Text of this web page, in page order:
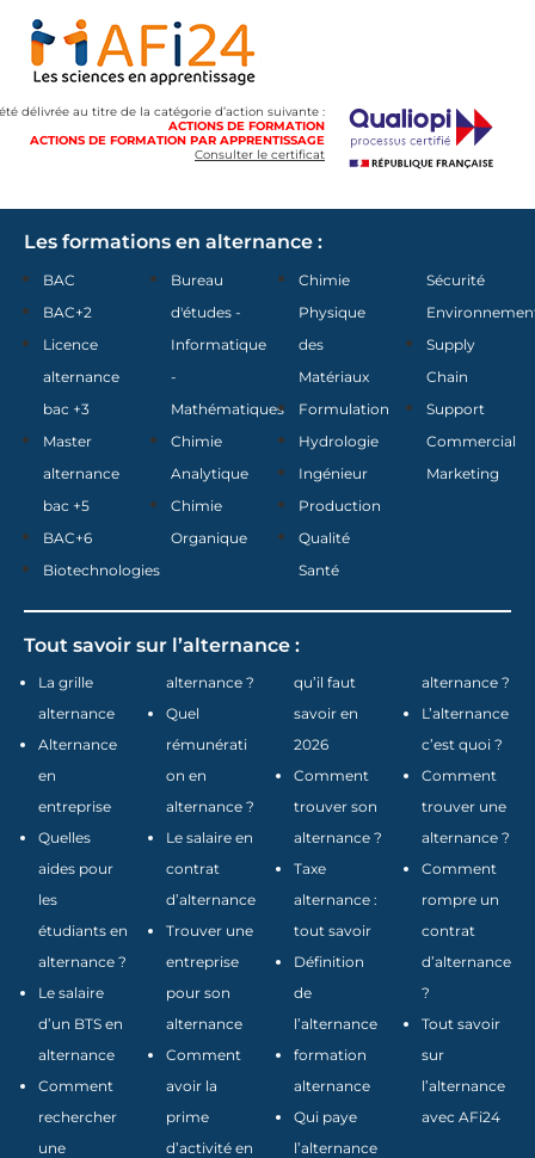
délivrée au titre de la catégorie d’action suivante :
ACTIONS DE FORMATION
ACTIONS DE FORMATION PAR APPRENTISSAGE
Consulter le certificat
Les formations en alternance :
BAC
BAC+2
Licence
alternance
bac +3
Master
alternance
bac +5
BAC+6
Biotechnologies
Bureau
d'études -
Informatique
-
Mathématiques
Chimie
Analytique
Chimie
Organique
Chimie
Physique
des
Matériaux
Formulation
Hydrologie
Ingénieur
Production
Qualité
Santé
Sécurité
Supply
Chain
Support
Commercial
Marketing
Tout savoir sur l’alternance :
La grille
alternance
Alternance
en
entreprise
Quelles
aides pour
les
étudiants en
alternance ?
Le salaire
d’un BTS en
alternance
Comment
rechercher
une
alternance ?
Quel
rémunérati
on en
alternance ?
Le salaire en
contrat
d’alternance
Trouver une
entreprise
pour son
alternance
Comment
avoir la
prime
d’activité en
qu’il faut
savoir en
2026
Comment
trouver son
alternance ?
Taxe
alternance :
tout savoir
Définition
de
l’alternance
formation
alternance
Qui paye
l’alternance
alternance ?
L’alternance
c’est quoi ?
Comment
trouver une
alternance ?
Comment
rompre un
contrat
d’alternance
?
Tout savoir
sur
l’alternance
avec AFi24